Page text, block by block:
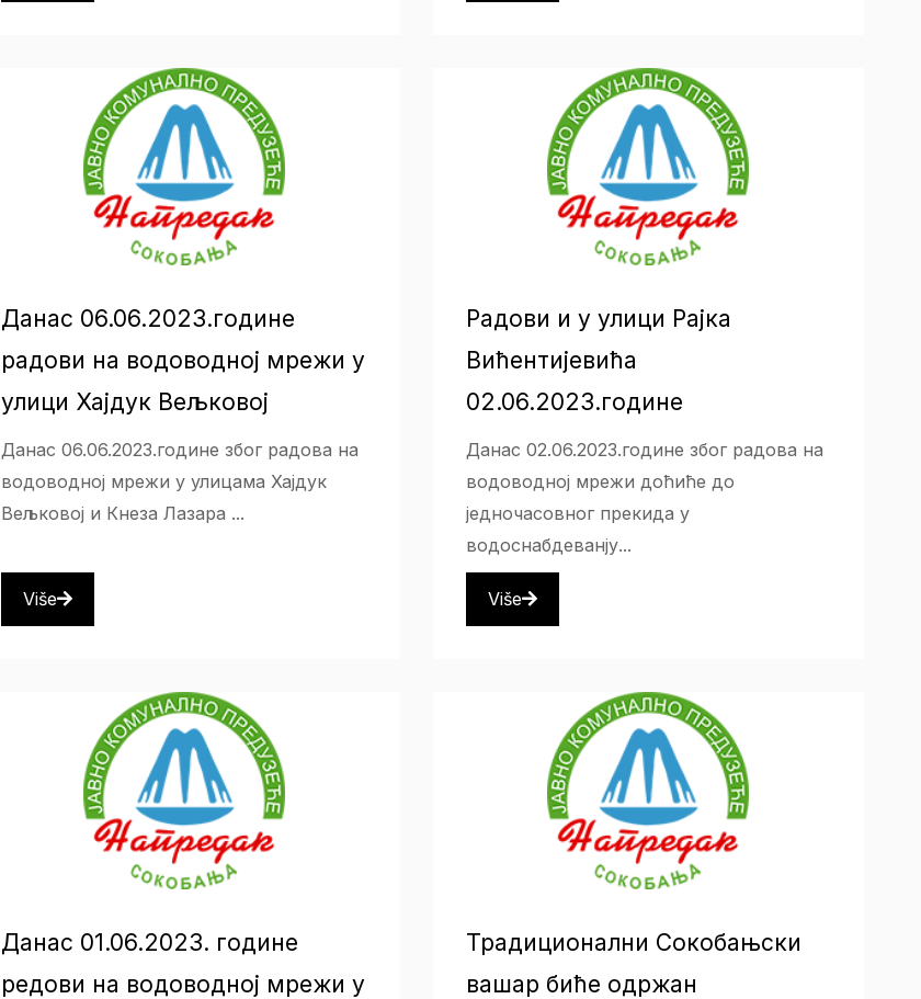
Данас 06.06.2023.године
радови на водоводној мрежи у
улици Хајдук Вељковој
Данас 06.06.2023.године због радова на
водоводној мрежи у улицама Хајдук
Вељковој и Кнеза Лазара ...
Više
Радови и у улици Рајка
Вићентијевића
02.06.2023.године
Данас 02.06.2023.године због радова на
водоводној мрежи доћиће до
једночасовног прекида у
водоснабдеванју...
Više
Данас 01.06.2023. године
редови на водоводној мрежи у
Традиционални Сокобањски
вашар биће одржан